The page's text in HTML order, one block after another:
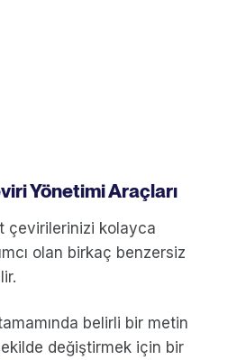
Yönetimi Araçları
çevirilerinizi kolayca
olan birkaç benzersiz
belirli bir metin
değiştirmek için bir